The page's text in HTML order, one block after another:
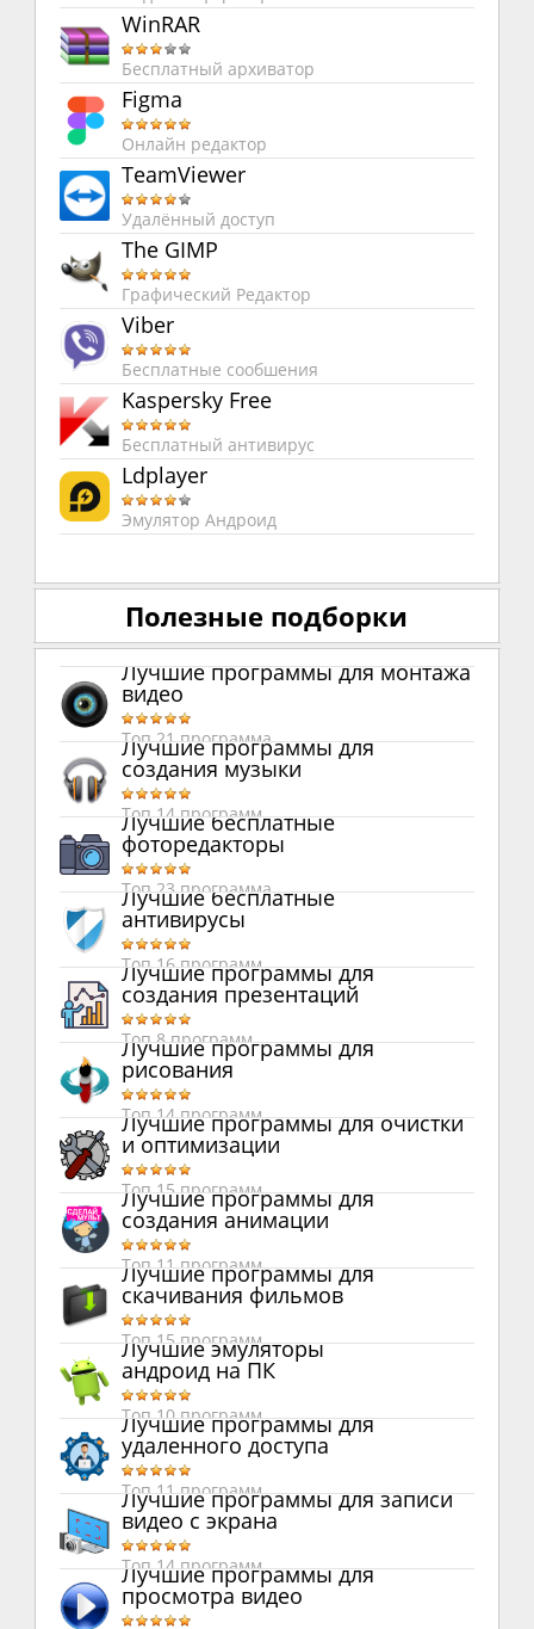
WinRAR
Бесплатный архиватор
Figma
Онлайн редактор
TeamViewer
Удалённый доступ
The GIMP
Графический Редактор
Viber
Бесплатные сообшения
Kaspersky Free
Бесплатный антивирус
Ldplayer
Эмулятор Андроид
Полезные подборки
Лучшие программы для монтажа
видео
Топ 21 программа
Лучшие программы для
создания музыки
Топ 14 программ
Лучшие бесплатные
фоторедакторы
Топ 23 программа
Лучшие бесплатные
антивирусы
Топ 16 программ
Лучшие программы для
создания презентаций
Топ 8 программ
Лучшие программы для
рисования
Топ 14 программ
Лучшие программы для очистки
и оптимизации
Топ 15 программ
Лучшие программы для
создания анимации
Топ 11 программ
Лучшие программы для
скачивания фильмов
Топ 15 программ
Лучшие эмуляторы
андроид на ПК
Топ 10 программ
Лучшие программы для
удаленного доступа
Топ 11 программ
Лучшие программы для записи
видео с экрана
Топ 14 программ
Лучшие программы для
просмотра видео